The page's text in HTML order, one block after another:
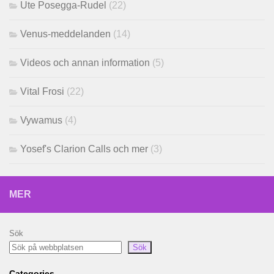
Ute Posegga-Rudel (22)
Venus-meddelanden (14)
Videos och annan information (5)
Vital Frosi (22)
Vywamus (4)
Yosef's Clarion Calls och mer (3)
MER
Sök
Sök